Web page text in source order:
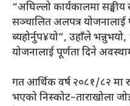
“अघिल्लो कार्यकालमा
सञ्चालित अलपत्र योजनालाई
ब्यहोर्नुप¥यो”, उहाँले
योजनालाई पूर्णता दिने
गत आर्थिक वर्ष २०८१/८२
भएको निस्कोट–ताराखोला